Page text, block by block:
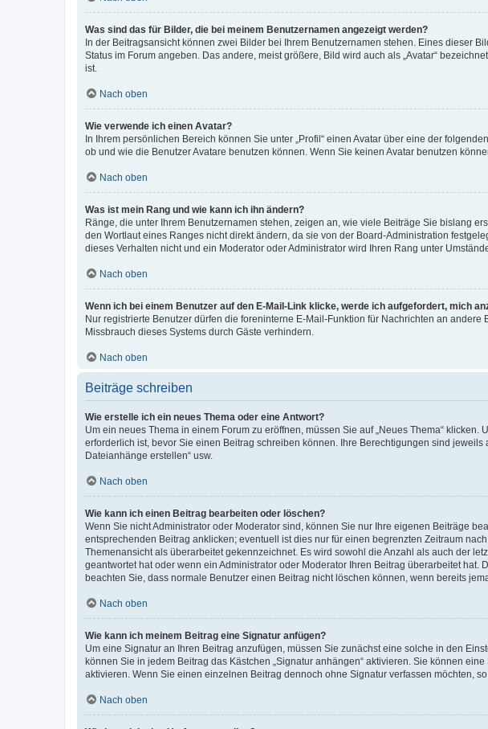
Was sind das für Bilder, die bei meinem Benutzernamen angezeigt werden?
In der Beitragsansicht können zwei Bilder bei Ihrem Benutzernamen stehen. Eines dieser
Status im Forum angeben. Das andere, meist größere, Bild wird auch als „Avatar“
ist.
Nach oben
Wie verwende ich einen Avatar?
In Ihrem persönlichen Bereich können Sie unter „Profil“ einen Avatar über eine der
ob und wie die Benutzer Avatare benutzen können. Wenn Sie keinen Avatar benutzen
Nach oben
Was ist mein Rang und wie kann ich ihn ändern?
Ränge, die unter Ihrem Benutzernamen stehen, zeigen an, wie viele Beiträge Sie bislang
den Wortlaut eines Ranges nicht direkt ändern, da sie von der Board-Administration
dieses Verhalten nicht und ein Moderator oder Administrator wird Ihren Rang unter
Nach oben
Wenn ich bei einem Benutzer auf den E-Mail-Link klicke, werde ich aufgefordert, mich
Nur registrierte Benutzer dürfen die foreninterne E-Mail-Funktion für Nachrichten an
Missbrauch dieses Systems durch Gäste verhindern.
Nach oben
Beiträge schreiben
Wie erstelle ich ein neues Thema oder eine Antwort?
Um ein neues Thema in einem Forum zu eröffnen, müssen Sie auf „Neues Thema“
erforderlich ist, bevor Sie einen Beitrag schreiben können. Ihre Berechtigungen sind
Dateianhänge erstellen“ usw.
Nach oben
Wie kann ich einen Beitrag bearbeiten oder löschen?
Wenn Sie nicht Administrator oder Moderator sind, können Sie nur Ihre eigenen Beiträge
entsprechenden Beitrag anklicken; eventuell ist dies nur für einen begrenzten Zeitraum
Themenansicht als überarbeitet gekennzeichnet. Es wird sowohl die Anzahl als auch der
geantwortet hat oder wenn ein Administrator oder Moderator Ihren Beitrag überarbeitet
beachten Sie, dass normale Benutzer einen Beitrag nicht löschen können, wenn bereits
Nach oben
Wie kann ich meinem Beitrag eine Signatur anfügen?
Um eine Signatur an Ihren Beitrag anzufügen, müssen Sie zunächst eine solche in den
können Sie in jedem Beitrag das Kästchen „Signatur anhängen“ aktivieren. Sie können
aktivieren. Wenn Sie einen einzelnen Beitrag dennoch ohne Signatur verfassen möchten,
Nach oben